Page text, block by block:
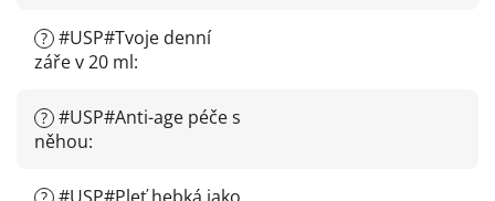
? #USP#Tvoje denní
záře v 20 ml:
? #USP#Anti-age péče s
něhou: